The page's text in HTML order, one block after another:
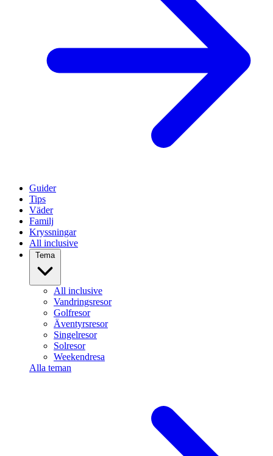
Guider
Tips
Väder
Familj
Kryssningar
All inclusive
Tema
All inclusive
Vandringsresor
Golfresor
Äventyrsresor
Singelresor
Solresor
Weekendresa
Alla teman